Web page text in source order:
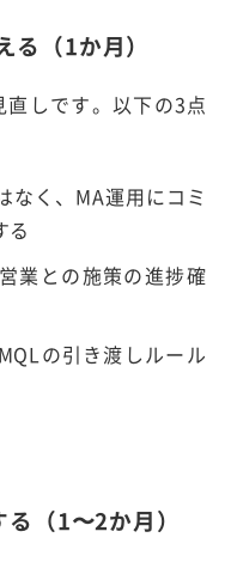
（1か月）
しです。以下の3点
なく、MA運用にコミ
る
営業との施策の進捗確
MQLの引き渡しルール
（1〜2か月）